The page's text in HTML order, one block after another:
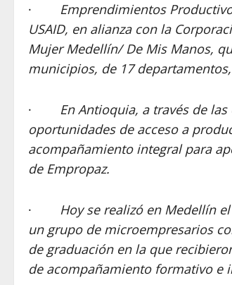
· Emprendimientos
USAID, en alianza con la
Mujer Medellín/ De Mis Manos,
municipios, de 17
· En Antioquia, a través de
oportunidades de acceso a
acompañamiento integral para
de Empropaz.
· Hoy se realizó en Medellín
un grupo de microempresarios
de graduación en la que
de acompañamiento formativo e